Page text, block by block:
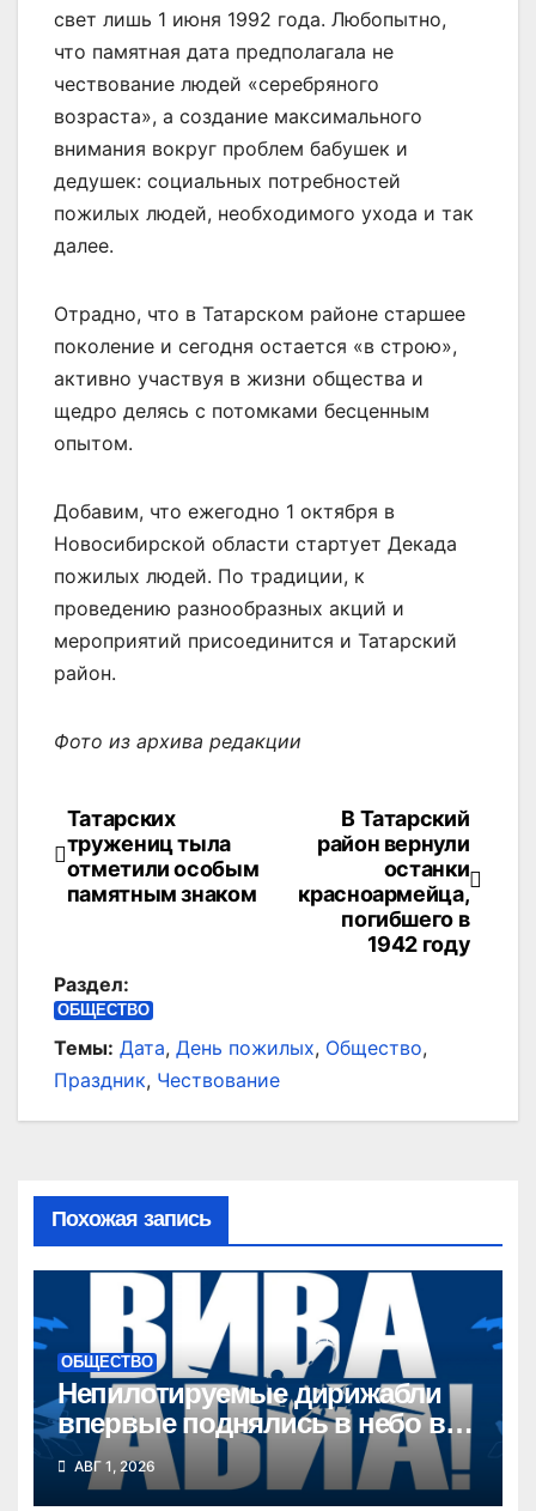
свет лишь 1 июня 1992 года. Любопытно,
что памятная дата предполагала не
чествование людей «серебряного
возраста», а создание максимального
внимания вокруг проблем бабушек и
дедушек: социальных потребностей
пожилых людей, необходимого ухода и так
далее.
Отрадно, что в Татарском районе старшее
поколение и сегодня остается «в строю»,
активно участвуя в жизни общества и
щедро делясь с потомками бесценным
опытом.
Добавим, что ежегодно 1 октября в
Новосибирской области стартует Декада
пожилых людей. По традиции, к
проведению разнообразных акций и
мероприятий присоединится и Татарский
район.
Фото из архива редакции
Навигация
по
В Татарский
район вернули
останки
красноармейца,
погибшего в
1942 году
Татарских
тружениц тыла
отметили особым
памятным знаком
Раздел:
ОБЩЕСТВО
Темы: Дата, День пожилых, Общество,
Праздник, Чествование
Похожая запись
ОБЩЕСТВО
Непилотируемые дирижабли
впервые поднялись в небо в
Новосибирской области
АВГ 1, 2026